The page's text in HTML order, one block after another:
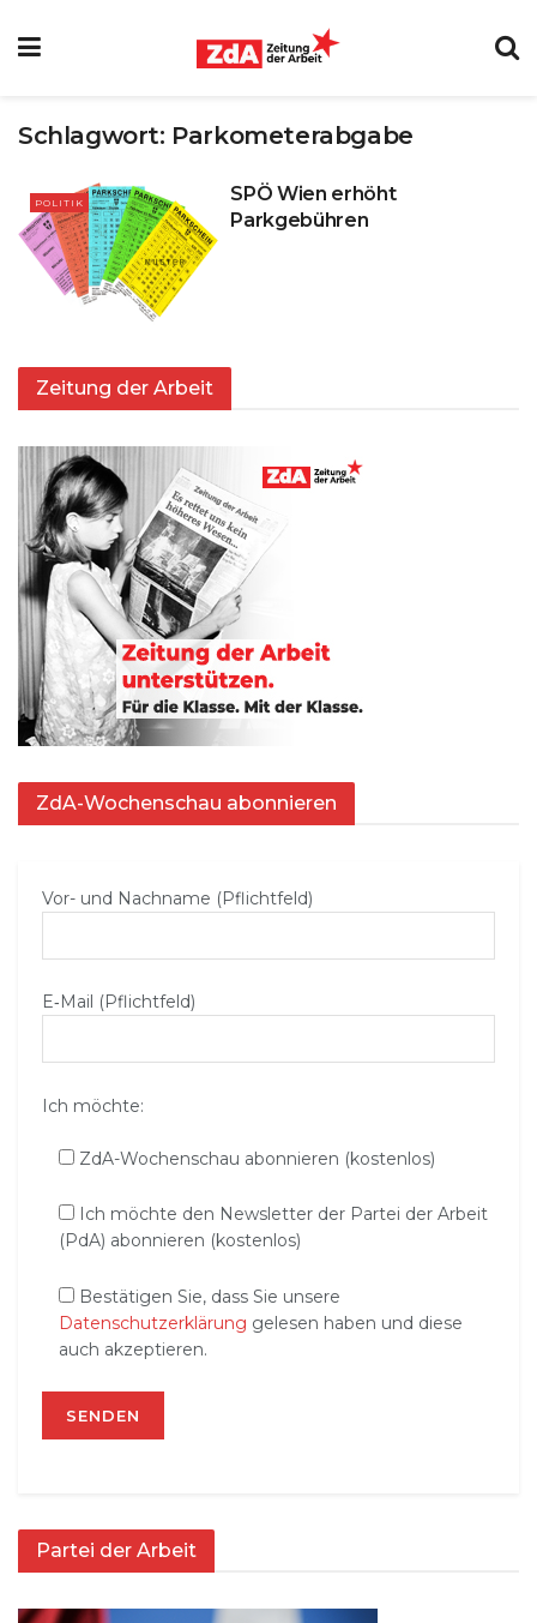
Schlagwort: Parkometerabgabe
POLITIK
SPÖ Wien erhöht
Parkgebühren
Zeitung der Arbeit
ZdA-Wochenschau abonnieren
Vor- und Nachname (Pflichtfeld)
E‑Mail (Pflichtfeld)
Ich möchte:
ZdA-Wochenschau abonnieren (kostenlos)
Ich möchte den Newsletter der Partei der Arbeit
(PdA) abonnieren (kostenlos)
Bestätigen Sie, dass Sie unsere
Datenschutzerklärung gelesen haben und diese
auch akzeptieren.
Partei der Arbeit